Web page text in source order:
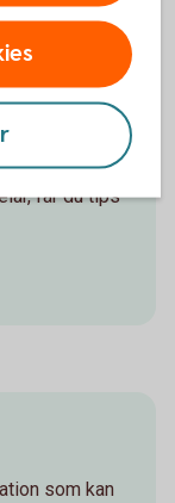
får du tips
som kan